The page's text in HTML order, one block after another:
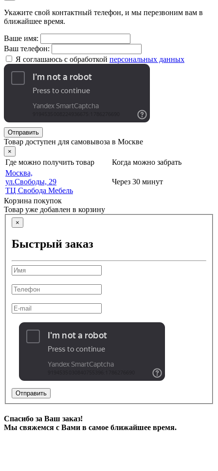
Укажите свой контактный телефон, и мы перезвоним вам в
ближайшее время.
Ваше имя:
Ваш телефон:
Я соглашаюсь с обработкой персональных данных
Отправить
Товар доступен для самовывоза в Москве
×
Где можно получить товар
Когда можно забрать
Москва,
ул.Свободы, 29
ТЦ Свобода Мебель
Через 30 минут
Корзина покупок
Товар уже добавлен в корзину
×
Быстрый заказ
Отправить
Спасибо за Ваш заказ!
Мы свяжемся с Вами в самое ближайшее время.